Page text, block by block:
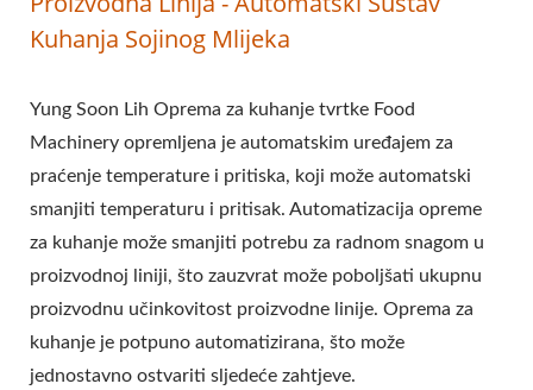
TOFUA, KOMERCIJALNA
JEDNOSTAVNA MAŠINA
ZA TOFU, PRŽENA
MAŠINA ZA TOFU,
INDUSTRIJSKA
PROIZVODNJA TOFUA,
OPREMA ZA SOJINU
Kuhanja Sojinog Mlijeka
Yung Soon Lih Oprema za kuhanje tvrtke Food
Machinery opremljena je automatskim uređajem za
praćenje temperature i pritiska, koji može automatski
smanjiti temperaturu i pritisak. Automatizacija opreme
za kuhanje može smanjiti potrebu za radnom snagom u
proizvodnoj liniji, što zauzvrat može poboljšati ukupnu
proizvodnu učinkovitost proizvodne linije. Oprema za
kuhanje je potpuno automatizirana, što može
jednostavno ostvariti sljedeće zahtjeve.